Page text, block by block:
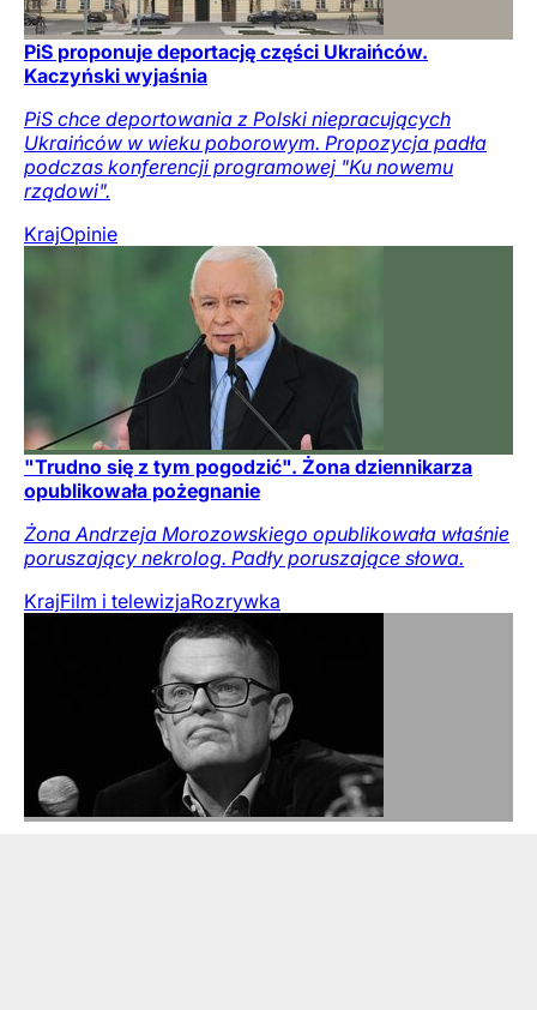
PiS proponuje deportację części Ukraińców.
Kaczyński wyjaśnia
PiS chce deportowania z Polski niepracujących
Ukraińców w wieku poborowym. Propozycja padła
podczas konferencji programowej "Ku nowemu
rządowi".
KrajOpinie
"Trudno się z tym pogodzić". Żona dziennikarza
opublikowała pożegnanie
Żona Andrzeja Morozowskiego opublikowała właśnie
poruszający nekrolog. Padły poruszające słowa.
KrajFilm i telewizjaRozrywka